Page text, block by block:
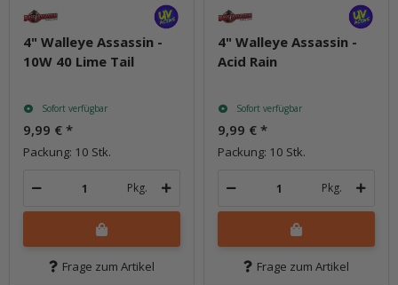
4" Walleye Assassin -
10W 40 Lime Tail
Sofort verfügbar
9,99 € *
Packung: 10 Stk.
Pkg.
Frage zum Artikel
4" Walleye Assassin -
Acid Rain
Sofort verfügbar
9,99 € *
Packung: 10 Stk.
Pkg.
Frage zum Artikel